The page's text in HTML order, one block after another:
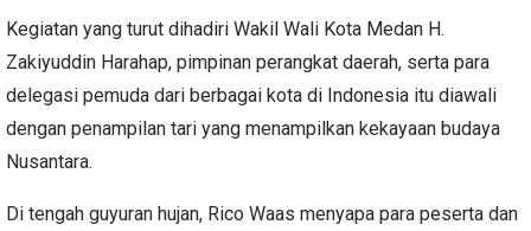
Kegiatan yang turut dihadiri Wakil Wali Kota Medan H.
Zakiyuddin Harahap, pimpinan perangkat daerah, serta para
delegasi pemuda dari berbagai kota di Indonesia itu diawali
dengan penampilan tari yang menampilkan kekayaan budaya
Nusantara.
Di tengah guyuran hujan, Rico Waas menyapa para peserta dan